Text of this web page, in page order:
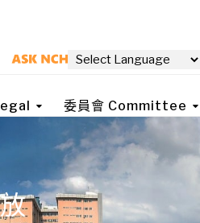
委員會 Committee